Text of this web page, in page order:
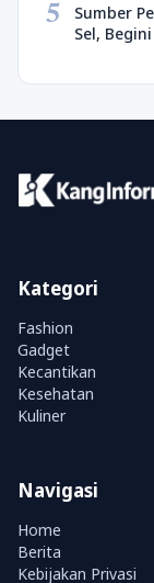
5
Sumber
Sel,
Kategori
Fashion
Gadget
Kecantikan
Kesehatan
Kuliner
Navigasi
Home
Berita
Kebijakan Privasi